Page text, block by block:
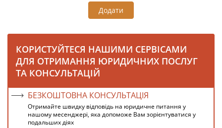
Додати
КОРИСТУЙТЕСЯ НАШИМИ СЕРВІСАМИ
ДЛЯ ОТРИМАННЯ ЮРИДИЧНИХ ПОСЛУГ
ТА КОНСУЛЬТАЦІЙ
БЕЗКОШТОВНА КОНСУЛЬТАЦІЯ
Отримайте швидку відповідь на юридичне питання у
нашому месенджері, яка допоможе Вам зорієнтуватися у
подальших діях